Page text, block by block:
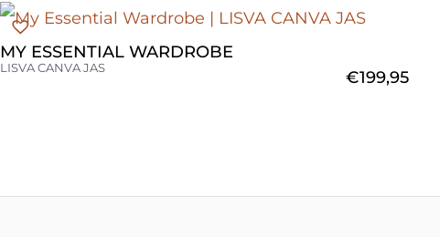
MY ESSENTIAL WARDROBE
LISVA CANVA JAS €199,95